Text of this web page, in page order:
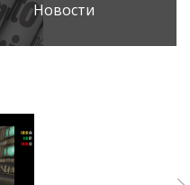
Новости